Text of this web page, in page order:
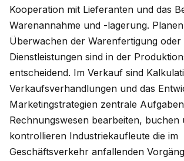
Kooperation mit Lieferanten und das
Warenannahme und -lagerung.
Überwachen der Warenfertigung oder
Dienstleistungen sind in der
entscheidend. Im Verkauf sind
Verkaufsverhandlungen und das
Marketingstrategien zentrale
Rechnungswesen bearbeiten, buchen
kontrollieren Industriekaufleute die im
Geschäftsverkehr anfallenden